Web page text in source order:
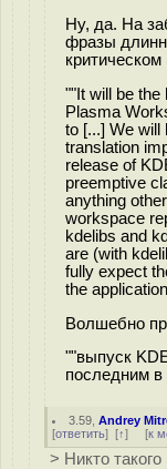
Ну, да. На
фразы
""It will be the
Plasma
to [...] We will
translation
release of
preemptive
anything
workspace
kdelibs and
are (with
fully expect
the
Волшебно
""выпуск
последним в
3.59 ,Andrey
[ответить] [↑] [к
> Никто такого